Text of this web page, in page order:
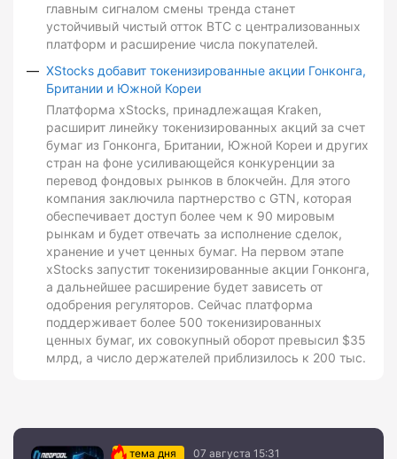
главным сигналом смены тренда станет
устойчивый чистый отток BTC с централизованных
платформ и расширение числа покупателей.
XStocks добавит токенизированные акции Гонконга,
Британии и Южной Кореи
Платформа xStocks, принадлежащая Kraken,
расширит линейку токенизированных акций за счет
бумаг из Гонконга, Британии, Южной Кореи и других
стран на фоне усиливающейся конкуренции за
перевод фондовых рынков в блокчейн. Для этого
компания заключила партнерство с GTN, которая
обеспечивает доступ более чем к 90 мировым
рынкам и будет отвечать за исполнение сделок,
хранение и учет ценных бумаг. На первом этапе
xStocks запустит токенизированные акции Гонконга,
а дальнейшее расширение будет зависеть от
одобрения регуляторов. Сейчас платформа
поддерживает более 500 токенизированных
ценных бумаг, их совокупный оборот превысил $35
млрд, а число держателей приблизилось к 200 тыс.
тема дня 07 августа 15:31